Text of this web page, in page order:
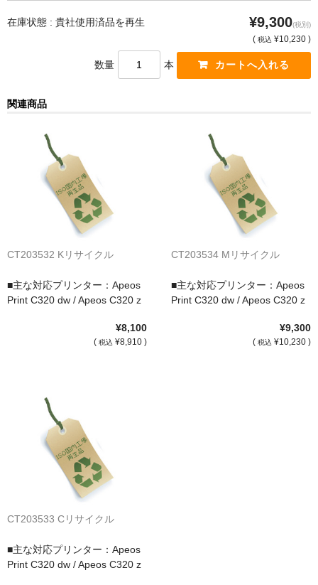
対応プリンターメーカー
在庫状態 : 貴社使用済品を再生 ¥9,300(税別)
( 税込 ¥10,230 )
数量 本
関連商品
CT203532 Kリサイクル
■主な対応プリンター：Apeos
Print C320 dw / Apeos C320 z
¥8,100
( 税込 ¥8,910 )
CT203534 Mリサイクル
■主な対応プリンター：Apeos
Print C320 dw / Apeos C320 z
¥9,300
( 税込 ¥10,230 )
CT203533 Cリサイクル
■主な対応プリンター：Apeos
Print C320 dw / Apeos C320 z